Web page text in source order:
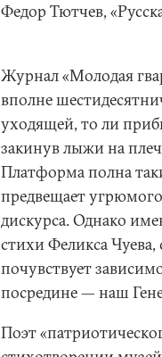
Федор Тютчев,
Журнал «Молодая
вполне
уходящей, то ли
закинув лыжи на
Платформа полна
предвещает
дискурса. Однако
стихи Феликса
почувствует
посредине — наш
Поэт